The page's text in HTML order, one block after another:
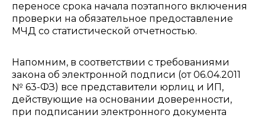
переносе срока начала поэтапного включения
проверки на обязательное предоставление
МЧД со статистической отчетностью.
Напомним, в соответствии с требованиями
закона об электронной подписи (от 06.04.2011
№ 63-ФЗ) все представители юрлиц и ИП,
действующие на основании доверенности,
при подписании электронного документа